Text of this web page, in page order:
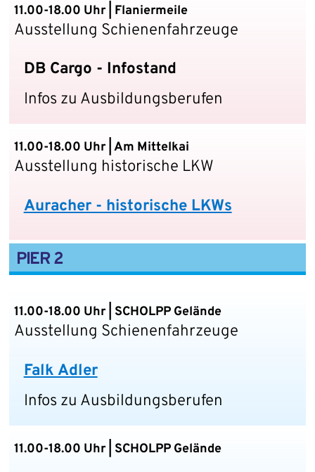
11.00-18.00 Uhr | Flaniermeile
Ausstellung Schienenfahrzeuge
DB Cargo - Infostand
Infos zu Ausbildungsberufen
11.00-18.00 Uhr | Am Mittelkai
Ausstellung historische LKW
Auracher - historische LKWs
PIER 2
11.00-18.00 Uhr | SCHOLPP Gelände
Ausstellung Schienenfahrzeuge
Falk Adler
Infos zu Ausbildungsberufen
11.00-18.00 Uhr | SCHOLPP Gelände